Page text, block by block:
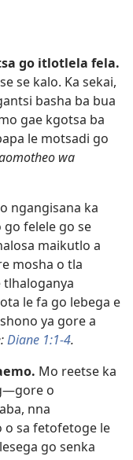
go itlotlela fela.
se kalo. Ka sekai,
basha ba bua
gae kgotsa ba
le motsadi go
wa
ngangisana ka
felele go se
maikutlo a
mosha o tla
tlhaloganya
le fa go lebega e
ya gore a
Diane 1:1-4.
Mo reetse ka
o
nna
o sa fetofetoge le
go senka